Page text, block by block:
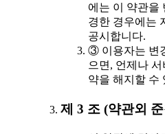
에는 이 약관을
경한 경우에는
공시합니다.
③ 이용자는 변
으면, 언제나
약을 해지할 수
제 3 조 (약관외